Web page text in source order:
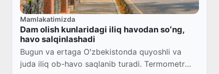
Mamlakatimizda
Dam olish kunlaridagi iliq havodan soʻng,
havo salqinlashadi
Bugun va ertaga Oʻzbekistonda quyoshli va
juda iliq ob-havo saqlanib turadi. Termometr